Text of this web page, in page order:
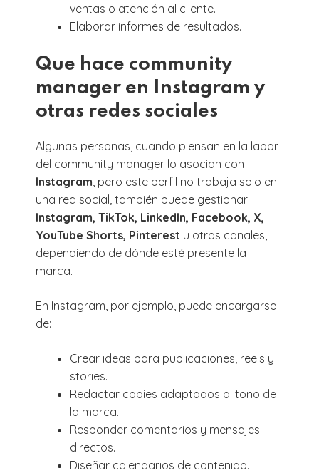
ventas o atención al cliente.
Elaborar informes de resultados.
Que hace community
manager en Instagram y
otras redes sociales
Algunas personas, cuando piensan en la labor
del community manager lo asocian con
Instagram , pero este perfil no trabaja solo en
una red social, también puede gestionar
Instagram, TikTok, LinkedIn, Facebook, X,
YouTube Shorts, Pinterest u otros canales,
dependiendo de dónde esté presente la
marca.
En Instagram, por ejemplo, puede encargarse
de:
Crear ideas para publicaciones, reels y
stories.
Redactar copies adaptados al tono de
la marca.
Responder comentarios y mensajes
directos.
Diseñar calendarios de contenido.